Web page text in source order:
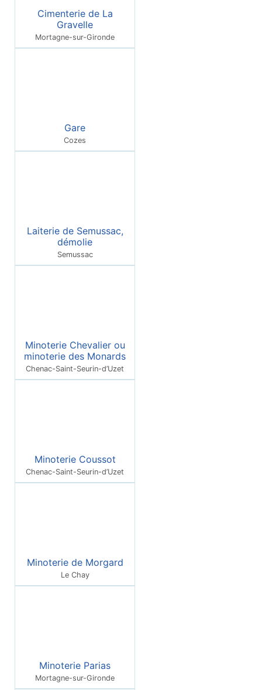
Cimenterie de La
Gravelle
Mortagne-sur-Gironde
Gare
Cozes
Laiterie de Semussac,
démolie
Semussac
Minoterie Chevalier ou
minoterie des Monards
Chenac-Saint-Seurin-d’Uzet
Minoterie Coussot
Chenac-Saint-Seurin-d’Uzet
Minoterie de Morgard
Le Chay
Minoterie Parias
Mortagne-sur-Gironde